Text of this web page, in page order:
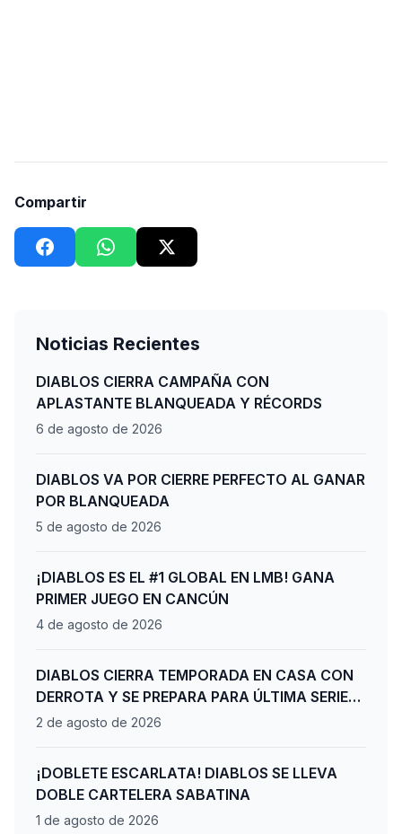
Compartir
Noticias Recientes
DIABLOS CIERRA CAMPAÑA CON
APLASTANTE BLANQUEADA Y RÉCORDS
6 de agosto de 2026
DIABLOS VA POR CIERRE PERFECTO AL GANAR
POR BLANQUEADA
5 de agosto de 2026
¡DIABLOS ES EL #1 GLOBAL EN LMB! GANA
PRIMER JUEGO EN CANCÚN
4 de agosto de 2026
DIABLOS CIERRA TEMPORADA EN CASA CON
DERROTA Y SE PREPARA PARA ÚLTIMA SERIE
DE PLAYOFFS
2 de agosto de 2026
¡DOBLETE ESCARLATA! DIABLOS SE LLEVA
DOBLE CARTELERA SABATINA
1 de agosto de 2026